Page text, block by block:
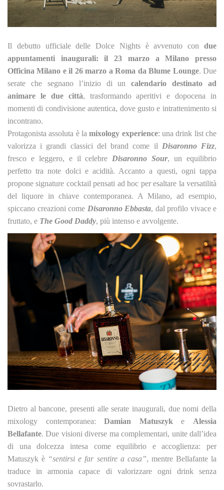
Il debutto ufficiale delle Dolce Nights è avvenuto con due
appuntamenti inaugurali: il 23 marzo a Milano presso
Officina Milano e il 26 marzo a Roma da Blume Lounge. Due
serate che segnano l’inizio di un calendario destinato ad
animare le due città, trasformando aperitivi e dopocena in
momenti di condivisione autentica, dove gusto e intrattenimento si
incontrano.
Protagonista assoluta è lamixology experience: una drink list che
valorizza i grandi classici del brand come il Disaronno Fizz,
fresco e leggero, e il celebre Disaronno Sour, un equilibrio
perfetto tra note dolci e acidità. Accanto a questi, ogni tappa
propone signature cocktail pensati ad hoc per esaltare la versatilità
del liquore in chiave contemporanea. A Milano, ad esempio,
spiccano creazioni come Disaronno Ebbasta, dal profilo vivace e
fruttato, e The Good Daddy, più intenso e avvolgente.
Dietro al bancone, presenti alle serate inaugurali, due nomi della
mixology contemporanea:Damian Matuszyk e Alessia
Bellafante. Due visioni diverse ma complementari, unite dall’idea
di una dolcezza intesa come equilibrio e accoglienza: per
Matuszyk è “sentirsi e far sentire a casa”, mentre Bellafante la
traduce in armonia capace di valorizzare ogni drink senza
sovrastarlo.